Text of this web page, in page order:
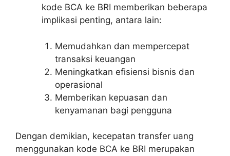
kode BCA ke BRI memberikan beberapa
implikasi penting, antara lain:
Memudahkan dan mempercepat
transaksi keuangan
Meningkatkan efisiensi bisnis dan
operasional
Memberikan kepuasan dan
kenyamanan bagi pengguna
Dengan demikian, kecepatan transfer uang
menggunakan kode BCA ke BRI merupakan